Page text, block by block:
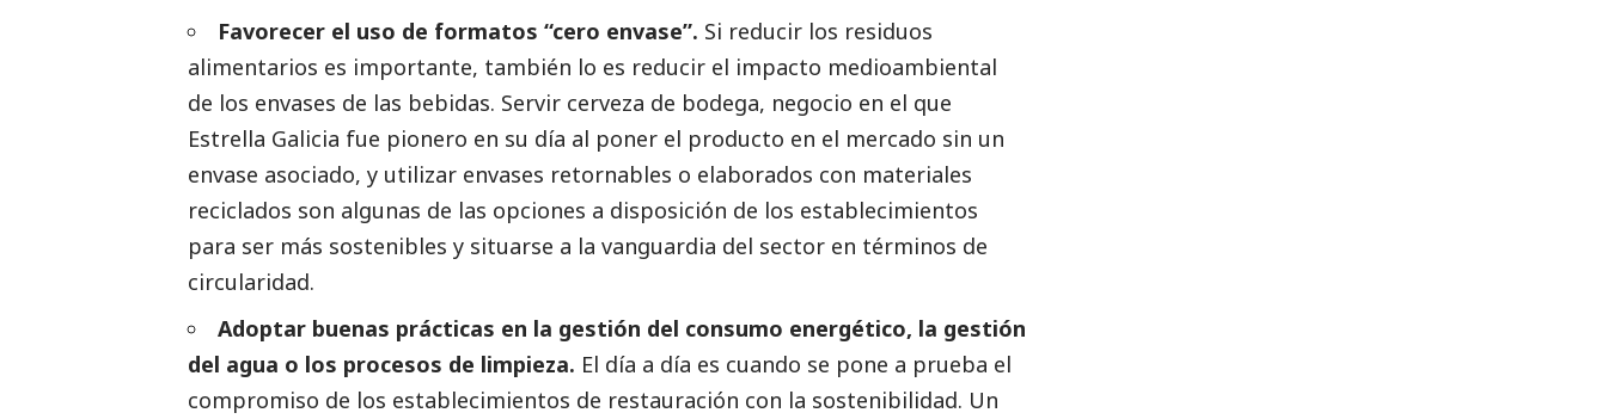
Favorecer el uso de formatos “cero envase”. Si reducir los residuos
alimentarios es importante, también lo es reducir el impacto medioambiental
de los envases de las bebidas. Servir cerveza de bodega, negocio en el que
Estrella Galicia fue pionero en su día al poner el producto en el mercado sin un
envase asociado, y utilizar envases retornables o elaborados con materiales
reciclados son algunas de las opciones a disposición de los establecimientos
para ser más sostenibles y situarse a la vanguardia del sector en términos de
circularidad.
Adoptar buenas prácticas en la gestión del consumo energético, la gestión
del agua o los procesos de limpieza. El día a día es cuando se pone a prueba el
compromiso de los establecimientos de restauración con la sostenibilidad. Un